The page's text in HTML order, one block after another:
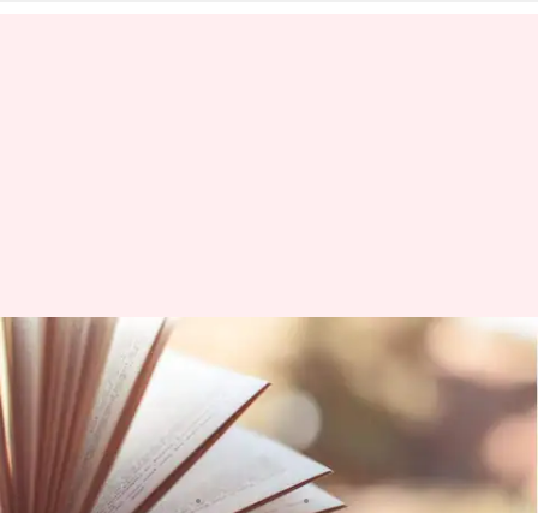
Pilihan memoar para
komedian: Buku-buku terbaik
untuk dibaca sambil tertawa
terbahak-bahak
Taufiq Al Jufri Mar 13, 2024 01:08 pm